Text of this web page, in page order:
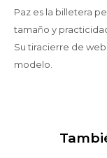
Paz es la billetera
tamaño y
Su tiracierre de
modelo.